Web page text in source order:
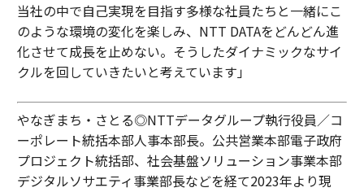
当社の中で自己実現を目指す多様な社員たちと一緒にこ
のような環境の変化を楽しみ、NTT DATAをどんどん進
化させて成長を止めない。そうしたダイナミックなサイ
クルを回していきたいと考えています」
やなぎまち・さとる◎NTTデータグループ執行役員／コ
ーポレート統括本部人事本部長。公共営業本部電子政府
プロジェクト統括部、社会基盤ソリューション事業本部
デジタルソサエティ事業部長などを経て2023年より現